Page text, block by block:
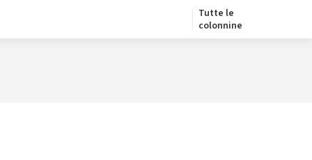
Tutte le
colonnine